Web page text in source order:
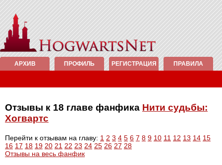
АРХИВ ПРОФИЛЬ РЕГИСТРАЦИЯ ПРАВИЛА
Отзывы к 18 главе фанфика Нити судьбы:
Хогвартс
Перейти к отзывам на главу: 1 2 3 4 5 6 7 8 9 10 11 12 13 14 15
16 17 18 19 20 21 22 23 24 25 26 27 28
Отзывы на весь фанфик